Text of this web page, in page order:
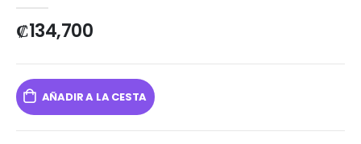
₡134,700
AÑADIR A LA CESTA